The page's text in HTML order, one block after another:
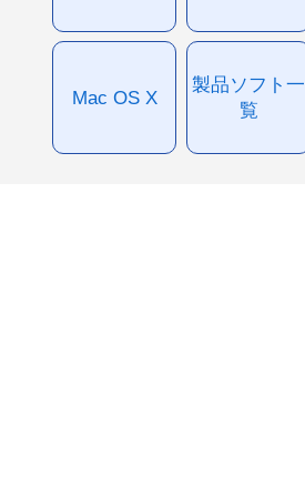
Mac OS X
製品ソフト一
覧